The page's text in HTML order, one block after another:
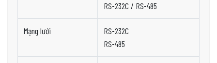
RS-232C / RS-485
Mạng lưới
RS-232C
RS-485